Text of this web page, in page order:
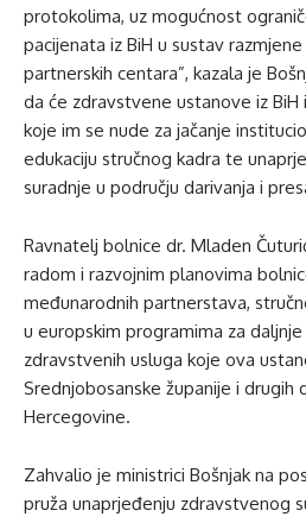
protokolima, uz mogućnost
pacijenata iz BiH u sustav
partnerskih centara”, kazala je
da će zdravstvene ustanove iz
koje im se nude za jačanje
edukaciju stručnog kadra te
suradnje u području darivanja i
Ravnatelj bolnice dr. Mladen
radom i razvojnim planovima
međunarodnih partnerstava,
u europskim programima za
zdravstvenih usluga koje ova
Srednjobosanske županije i drugih
Hercegovine.
Zahvalio je ministrici Bošnjak na
pruža unaprjeđenju zdravstvenog